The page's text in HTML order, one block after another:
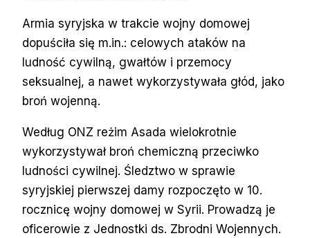
Armia syryjska w trakcie wojny domowej
dopuściła się m.in.: celowych ataków na
ludność cywilną, gwałtów i przemocy
seksualnej, a nawet wykorzystywała głód, jako
broń wojenną.
Według ONZ reżim Asada wielokrotnie
wykorzystywał broń chemiczną przeciwko
ludności cywilnej. Śledztwo w sprawie
syryjskiej pierwszej damy rozpoczęto w 10.
rocznicę wojny domowej w Syrii. Prowadzą je
oficerowie z Jednostki ds. Zbrodni Wojennych.